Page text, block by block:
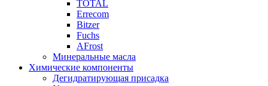
TOTAL
Errecom
Bitzer
Fuchs
AFrost
Минеральные масла
Химические компоненты
Дегидратирующая присадка